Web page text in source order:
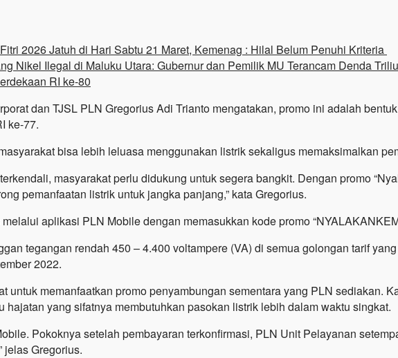
2026 Jatuh di Hari Sabtu 21 Maret, Kemenag : Hilal Belum Penuhi Kriteria
Nikel Ilegal di Maluku Utara: Gubernur dan Pemilik MU Terancam Denda
RI ke-80
dan TJSL PLN Gregorius Adi Trianto mengatakan, promo ini adalah
ke-77.
bisa lebih leluasa menggunakan listrik sekaligus memaksimalkan
masyarakat perlu didukung untuk segera bangkit. Dengan promo
pemanfaatan listrik untuk jangka panjang,” kata Gregorius.
aplikasi PLN Mobile dengan memasukkan kode promo
tegangan rendah 450 – 4.400 voltampere (VA) di semua golongan tarif
2022.
untuk memanfaatkan promo penyambungan sementara yang PLN sediakan.
hajatan yang sifatnya membutuhkan pasokan listrik lebih dalam waktu singkat.
Pokoknya setelah pembayaran terkonfirmasi, PLN Unit Pelayanan
jelas Gregorius.